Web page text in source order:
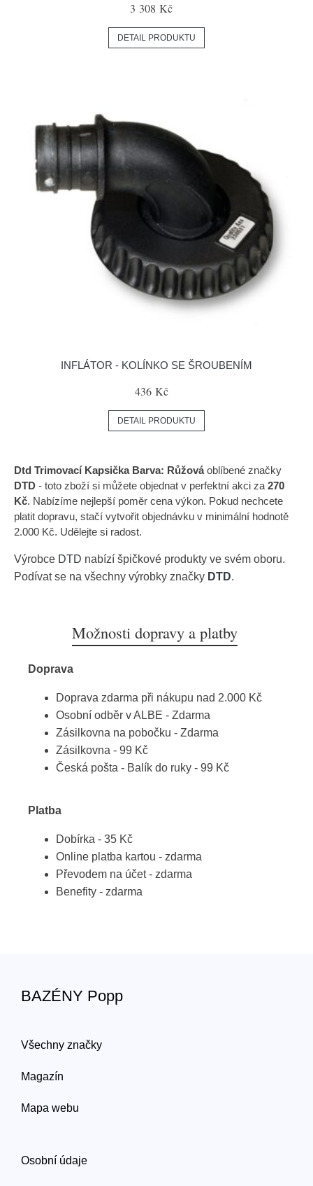
3 308 Kč
DETAIL PRODUKTU
INFLÁTOR - KOLÍNKO SE ŠROUBENÍM
436 Kč
DETAIL PRODUKTU
Dtd Trimovací Kapsička Barva: Růžováoblíbené značky
DTD - toto zboží si můžete objednat v perfektní akci za 270
Kč. Nabízíme nejlepší poměr cena výkon. Pokud nechcete
platit dopravu, stačí vytvořit objednávku v minimální hodnotě
2.000 Kč. Udělejte si radost.
Výrobce DTD nabízí špičkové produkty ve svém oboru.
Podívat se na všechny výrobky značky DTD.
Možnosti dopravy a platby
Doprava
Doprava zdarma při nákupu nad 2.000 Kč
Osobní odběr v ALBE - Zdarma
Zásilkovna na pobočku - Zdarma
Zásilkovna - 99 Kč
Česká pošta - Balík do ruky - 99 Kč
Platba
Dobírka - 35 Kč
Online platba kartou - zdarma
Převodem na účet - zdarma
Benefity - zdarma
BAZÉNY Popp
Všechny značky
Magazín
Mapa webu
Osobní údaje